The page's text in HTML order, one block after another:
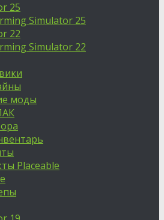
25
Simulator 25
22
Simulator 22
моды
Placeable